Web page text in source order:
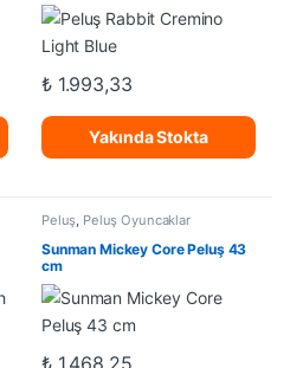
₺1.993,33
Yakında Stokta
Peluş Peluş Oyuncaklar
Sunman Mickey Core Peluş 43
cm